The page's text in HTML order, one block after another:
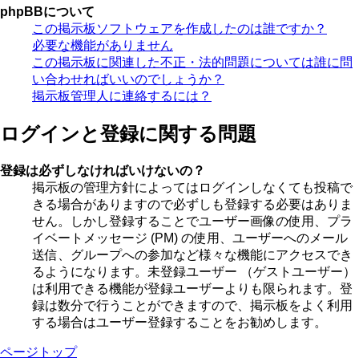
phpBBについて
この掲示板ソフトウェアを作成したのは誰ですか？
必要な機能がありません
この掲示板に関連した不正・法的問題については誰に問
い合わせればいいのでしょうか？
掲示板管理人に連絡するには？
ログインと登録に関する問題
登録は必ずしなければいけないの？
掲示板の管理方針によってはログインしなくても投稿で
きる場合がありますので必ずしも登録する必要はありま
せん。しかし登録することでユーザー画像の使用、プラ
イベートメッセージ (PM) の使用、ユーザーへのメール
送信、グループへの参加など様々な機能にアクセスでき
るようになります。未登録ユーザー （ゲストユーザー）
は利用できる機能が登録ユーザーよりも限られます。登
録は数分で行うことができますので、掲示板をよく利用
する場合はユーザー登録することをお勧めします。
ページトップ